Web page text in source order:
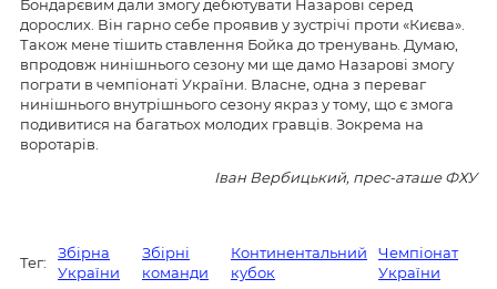
Бондарєвим дали змогу дебютувати Назарові серед
дорослих. Він гарно себе проявив у зустрічі проти «Києва».
Також мене тішить ставлення Бойка до тренувань. Думаю,
впродовж нинішнього сезону ми ще дамо Назарові змогу
пограти в чемпіонаті України. Власне, одна з переваг
нинішнього внутрішнього сезону якраз у тому, що є змога
подивитися на багатьох молодих гравців. Зокрема на
воротарів.
Іван Вербицький, прес-аташе ФХУ
Тег:
Збірна
України
Збірні
команди
Континентальний
кубок
Чемпіонат
України